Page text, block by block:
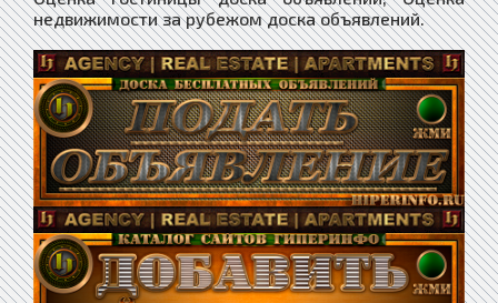
недвижимости за рубежом доска объявлений.